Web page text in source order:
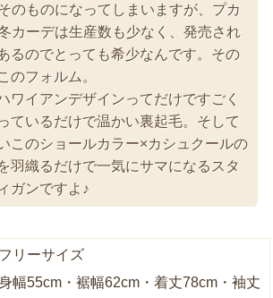
のものになってしまいますが、プカ
カーデは生産数も少なく、発売され
るのでとっても希少なんです。その
のフォルム。
ワイアンデザインってだけですごく
ているだけで温かい裏起毛。そして
このショールカラー×カシュクールの
羽織るだけで一気にサマになるスタ
ガンですよ♪
フリーサイズ
幅55cm・裾幅62cm・着丈78cm・袖丈